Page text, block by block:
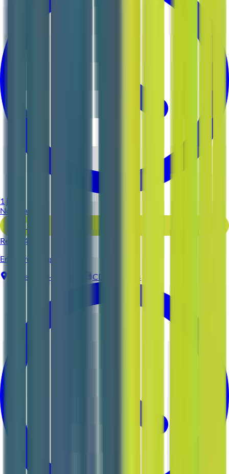
1 jour
Nouveau
Voir l'offre
Reso 44
Employé d'étage (H/F)
Vigneux-de-Bretagne
CDI 3-5 ans